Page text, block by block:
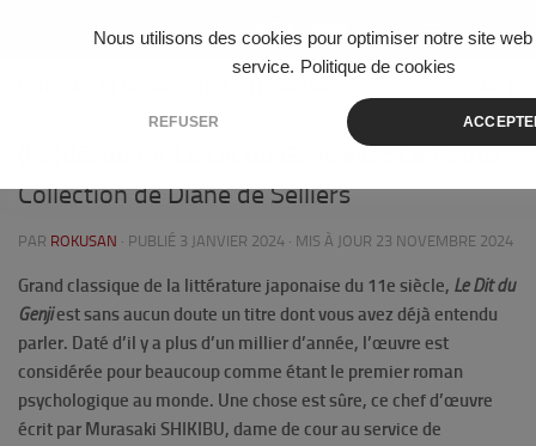
Nous utilisons des cookies pour optimiser notre site web
service. Politique de cookies
REFUSER
Skip to content
(Re)découvrir Le Dit du Genji avec La Petite
Collection de Diane de Selliers
PAR ROKUSAN · PUBLIÉ 3 JANVIER 2024 · MIS À JOUR 23 NOVEMBRE 2024
Grand classique de la littérature japonaise du 11e siècle, Le Dit du
Genjiest sans aucun doute un titre dont vous avez déjà entendu
parler. Daté d’il y a plus d’un millier d’année, l’œuvre est
considérée pour beaucoup comme étant le premier roman
psychologique au monde. Une chose est sûre, ce chef d’œuvre
écrit par Murasaki SHIKIBU, dame de cour au service de